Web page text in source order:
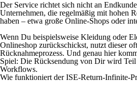
Der Service richtet sich nicht an
Unternehmen, die regelmäßig mit hohen
haben – etwa große Online-Shops oder
Wenn Du beispielsweise Kleidung oder
Onlineshop zurückschickst, nutzt dieser
Rücknahmeprozess. Und genau hier
Spiel: Die Rücksendung von Dir wird Teil
Workflows.
Wie funktioniert der ISE-Return-Infinite-